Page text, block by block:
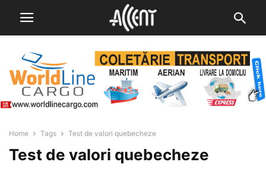
Home Tags Test de valori quebecheze
Test de valori quebecheze